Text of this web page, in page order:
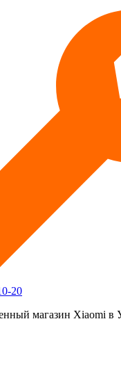
20
магазин Xiaomi в